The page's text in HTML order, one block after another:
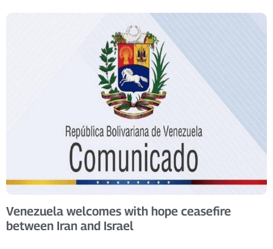
Venezuela welcomes with hope ceasefire
between Iran and Israel